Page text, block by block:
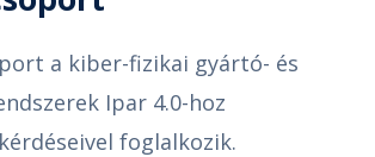
a kiber-fizikai gyártó- és
Ipar 4.0-hoz
foglalkozik.